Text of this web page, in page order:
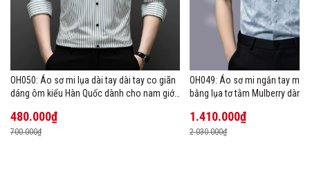
OH050: Áo sơ mi lụa dài tay dài tay co giãn
dáng ôm kiểu Hàn Quốc dành cho nam giới,
480.000₫
700.000₫
OH049: Áo sơ mi ngắn tay
bằng lụa tơ tằm Mulberry
1.410.000₫
2.030.000₫